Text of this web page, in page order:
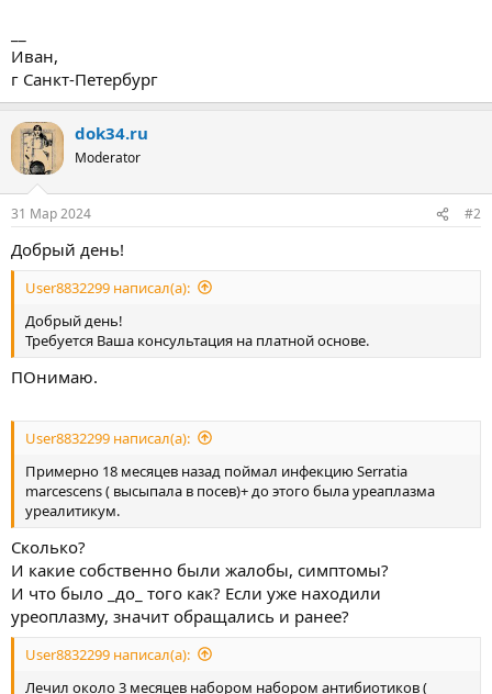
Иван,
г Санкт-Петербург
dok34.ru
Moderator
31 Мар 2024 #2
Добрый день!
User8832299 написал(а):
Добрый день!
Требуется Ваша консультация на платной основе.
ПОнимаю.
User8832299 написал(а):
Примерно 18 месяцев назад поймал инфекцию Serratia
marcescens ( высыпала в посев)+ до этого была уреаплазма
уреалитикум.
Сколько?
И какие собственно были жалобы, симптомы?
И что было _до_ того как? Если уже находили
уреоплазму, значит обращались и ранее?
User8832299 написал(а):
Лечил около 3 месяцев набором набором антибиотиков (